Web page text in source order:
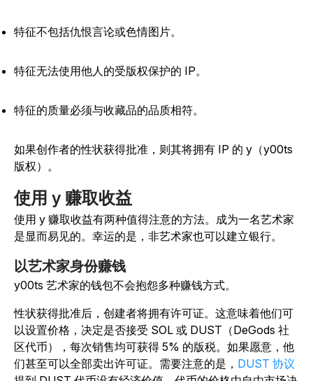
特征不包括仇恨言论或色情图片。
特征无法使用他人的受版权保护的 IP。
特征的质量必须与收藏品的品质相符。
如果创作者的性状获得批准，则其将拥有 IP 的 y（y00ts
版权）。
使用 y 赚取收益
使用 y 赚取收益有两种值得注意的方法。成为一名艺术家
是显而易见的。幸运的是，非艺术家也可以建立银行。
以艺术家身份赚钱
y00ts 艺术家的钱包不会抱怨多种赚钱方式。
性状获得批准后，创建者将拥有许可证。这意味着他们可
以设置价格，决定是否接受 SOL 或 DUST（DeGods 社
区代币），每次销售均可获得 5% 的版税。如果愿意，他
们甚至可以全部卖出许可证。需要注意的是， DUST 协议